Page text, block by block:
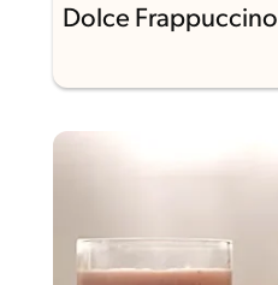
Dolce Frappuccino